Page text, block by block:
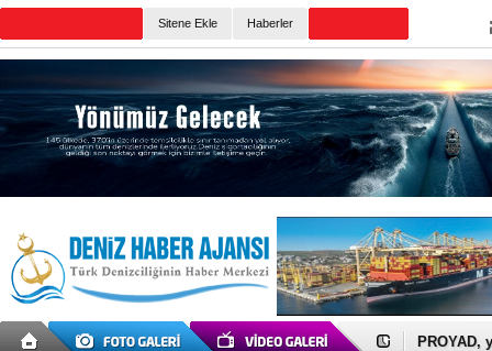
Sitene Ekle Haberler
İTU AUV,
PROYAD,